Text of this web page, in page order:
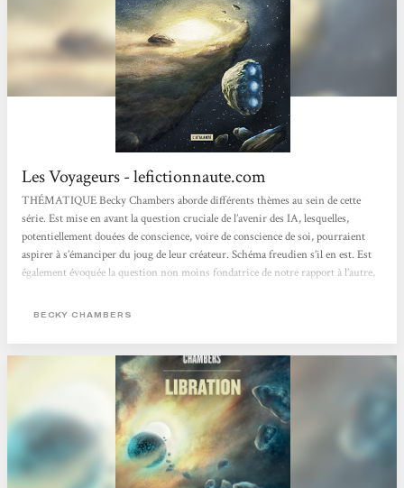
Les Voyageurs - lefictionnaute.com
THÉMATIQUE Becky Chambers aborde différents thèmes au sein de cette
série. Est mise en avant la question cruciale de l’avenir des IA, lesquelles,
potentiellement douées de conscience, voire de conscience de soi, pourraient
aspirer à s’émanciper du joug de leur créateur. Schéma freudien s’il en est. Est
également évoquée la question non moins fondatrice de notre rapport à l’autre,
d’autres espèces intelligentes, les intells. Enfin se pose le délicat problème de...
BECKY CHAMBERS